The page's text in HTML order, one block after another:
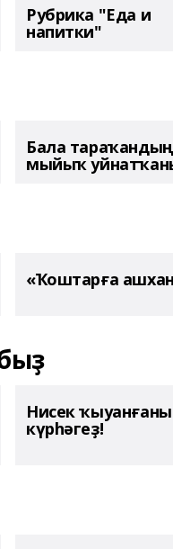
Рубрика "Еда и
напитки"
Бала тараҡандың
мыйыҡ
«Ҡоштарға
Нисек
күрһәгеҙ!